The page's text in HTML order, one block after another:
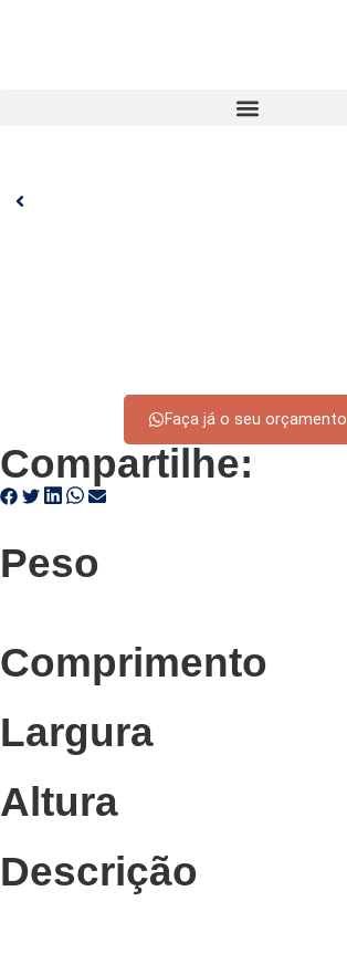
Faça já o seu orçamento
Compartilhe:
Peso
Comprimento
Largura
Altura
Descrição